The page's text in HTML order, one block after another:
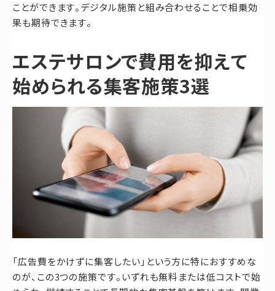
ことができます。デジタル施策と組み合わせることで相乗効
果も期待できます。
エステサロンで費用を抑えて
始められる集客施策3選
「広告費をかけずに集客したい」という方に特におすすめな
のが、この3つの施策です。いずれも無料または低コストで始